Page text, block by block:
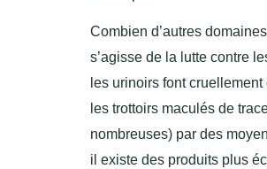
Combien d’autres
s’agisse de la lutte contre
les urinoirs font
les trottoirs maculés de
nombreuses) par des
il existe des produits plus